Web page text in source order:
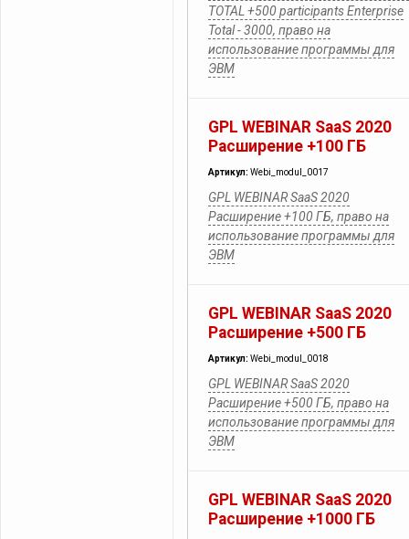
TOTAL +500 participants Enterprise
Total - 3000, право на
использование программы для
ЭВМ
GPL WEBINAR SaaS 2020
Расширение +100 ГБ
Артикул: Webi_modul_0017
GPL WEBINAR SaaS 2020
Расширение +100 ГБ, право на
использование программы для
ЭВМ
GPL WEBINAR SaaS 2020
Расширение +500 ГБ
Артикул: Webi_modul_0018
GPL WEBINAR SaaS 2020
Расширение +500 ГБ, право на
использование программы для
ЭВМ
GPL WEBINAR SaaS 2020
Расширение +1000 ГБ